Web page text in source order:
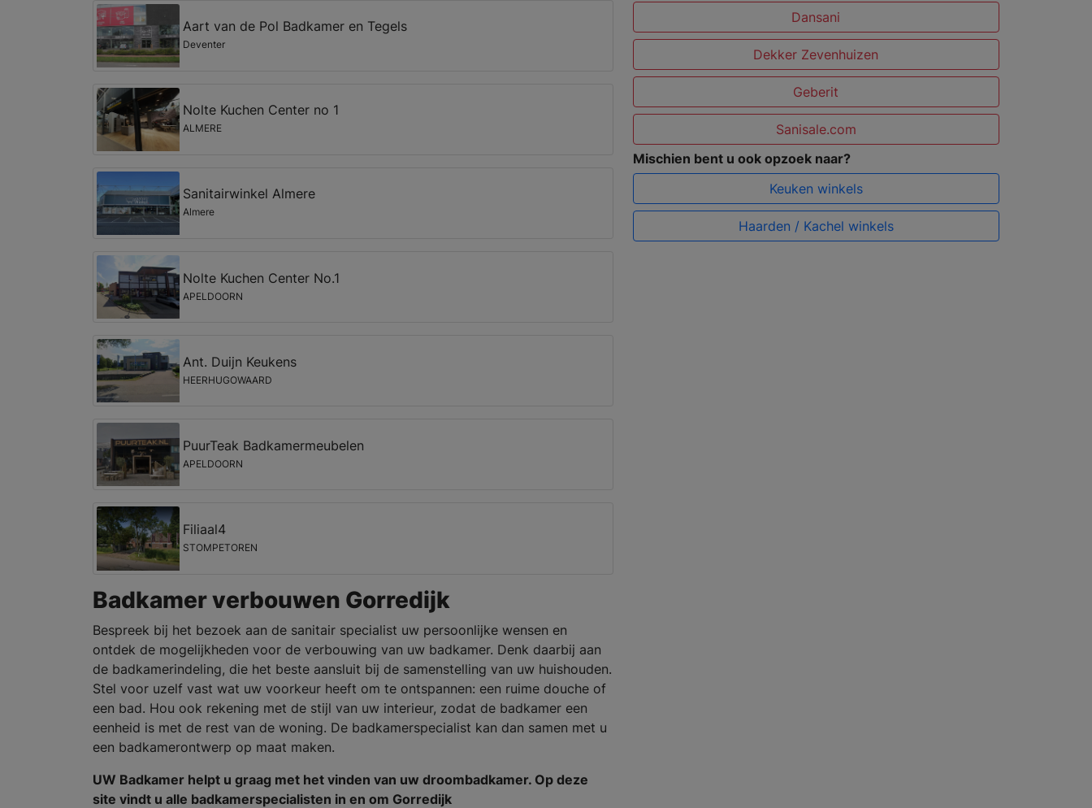
Aart van de Pol Badkamer en Tegels
Deventer
Nolte Kuchen Center no 1
ALMERE
Sanitairwinkel Almere
Almere
Nolte Kuchen Center No.1
APELDOORN
Ant. Duijn Keukens
HEERHUGOWAARD
PuurTeak Badkamermeubelen
APELDOORN
Filiaal4
STOMPETOREN
Badkamer verbouwen Gorredijk
Bespreek bij het bezoek aan de sanitair specialist uw persoonlijke wensen en
ontdek de mogelijkheden voor de verbouwing van uw badkamer. Denk daarbij aan
de badkamerindeling, die het beste aansluit bij de samenstelling van uw huishouden.
Stel voor uzelf vast wat uw voorkeur heeft om te ontspannen: een ruime douche of
een bad. Hou ook rekening met de stijl van uw interieur, zodat de badkamer een
eenheid is met de rest van de woning. De badkamerspecialist kan dan samen met u
een badkamerontwerp op maat maken.
UW Badkamer helpt u graag met het vinden van uw droombadkamer. Op deze
site vindt u alle badkamerspecialisten in en om Gorredijk
Dansani
Dekker Zevenhuizen
Geberit
Sanisale.com
Mischien bent u ook opzoek naar?
Keuken winkels
Haarden / Kachel winkels